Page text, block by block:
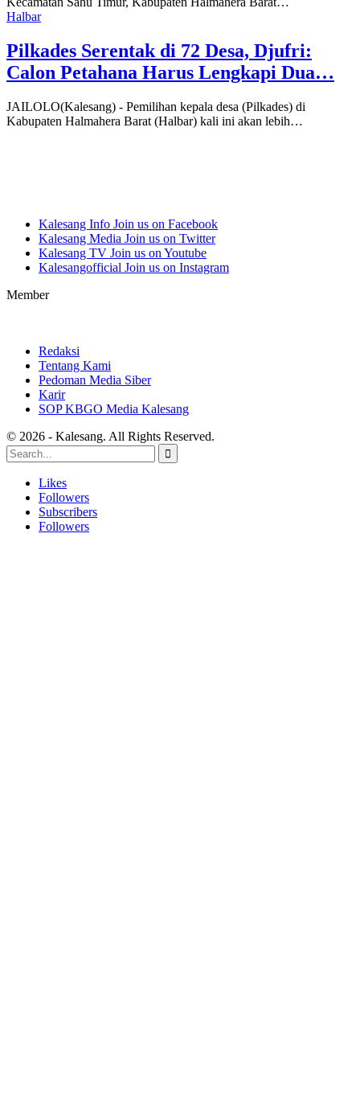
Halbar
Pilkades Serentak di 72 Desa, Djufri:
Calon Petahana Harus Lengkapi Dua…
JAILOLO(Kalesang) - Pemilihan kepala desa (Pilkades) di
Kabupaten Halmahera Barat (Halbar) kali ini akan lebih…
Kalesang Info Join us on Facebook
Kalesang Media Join us on Twitter
Kalesang TV Join us on Youtube
Kalesangofficial Join us on Instagram
Member
Redaksi
Tentang Kami
Pedoman Media Siber
Karir
SOP KBGO Media Kalesang
© 2026 - Kalesang. All Rights Reserved.
Likes
Followers
Subscribers
Followers